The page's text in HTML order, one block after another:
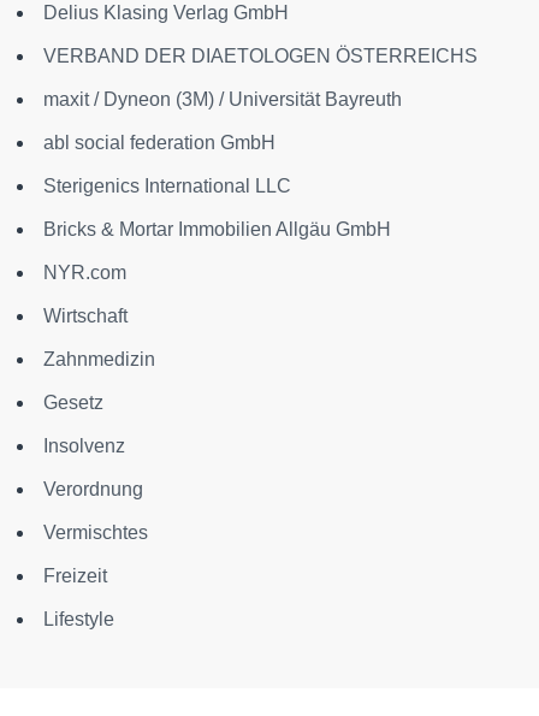
Delius Klasing Verlag GmbH
VERBAND DER DIAETOLOGEN ÖSTERREICHS
maxit / Dyneon (3M) / Universität Bayreuth
abl social federation GmbH
Sterigenics International LLC
Bricks & Mortar Immobilien Allgäu GmbH
NYR.com
Wirtschaft
Zahnmedizin
Gesetz
Insolvenz
Verordnung
Vermischtes
Freizeit
Lifestyle